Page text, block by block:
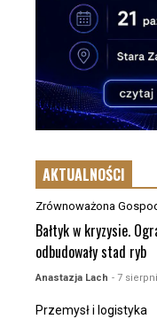
AKTUALNOŚCI
Zrównoważona
Bałtyk w kryzysie.
odbudowały stad ryb
Anastazja Lach - 7
Przemysł i logistyka